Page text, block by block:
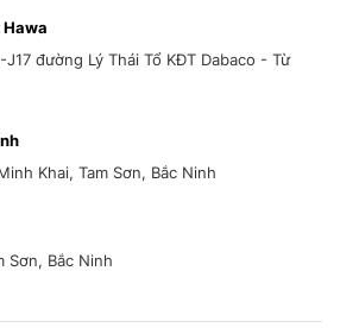
đường Lý Thái Tổ KĐT Dabaco - Từ
Khai, Tam Sơn, Bắc Ninh
Sơn, Bắc Ninh